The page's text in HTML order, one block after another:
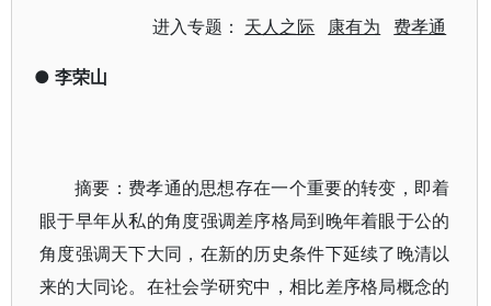
进入专题： 天人之际 康有为 费孝通
● 李荣山
摘要：费孝通的思想存在一个重要的转变，即着
眼于早年从私的角度强调差序格局到晚年着眼于公的
角度强调天下大同，在新的历史条件下延续了晚清以
来的大同论。在社会学研究中，相比差序格局概念的